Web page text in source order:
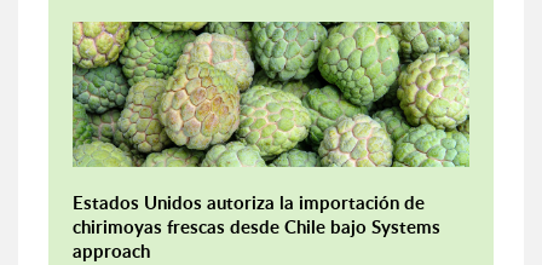
Estados Unidos autoriza la importación de
chirimoyas frescas desde Chile bajo Systems
approach